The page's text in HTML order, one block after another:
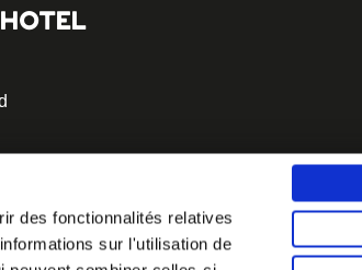
des fonctionnalités relatives
sur l'utilisation de
Le Sucre et la Sucrière